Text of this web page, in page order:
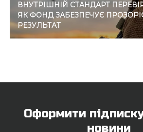
ВНУТРІШНІЙ СТАНДАРТ
ЯК ФОНД ЗАБЕЗПЕЧУЄ
РЕЗУЛЬТАТ
Оформити
новини